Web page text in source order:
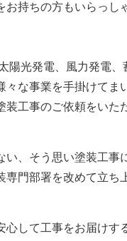
お持ちの方もいらっし
陽光発電、風力発電、
々な事業を手掛けてま
装工事のご依頼をいた
い、そう思い塗装工事
専門部署を改めて立ち
心して工事をお届けす